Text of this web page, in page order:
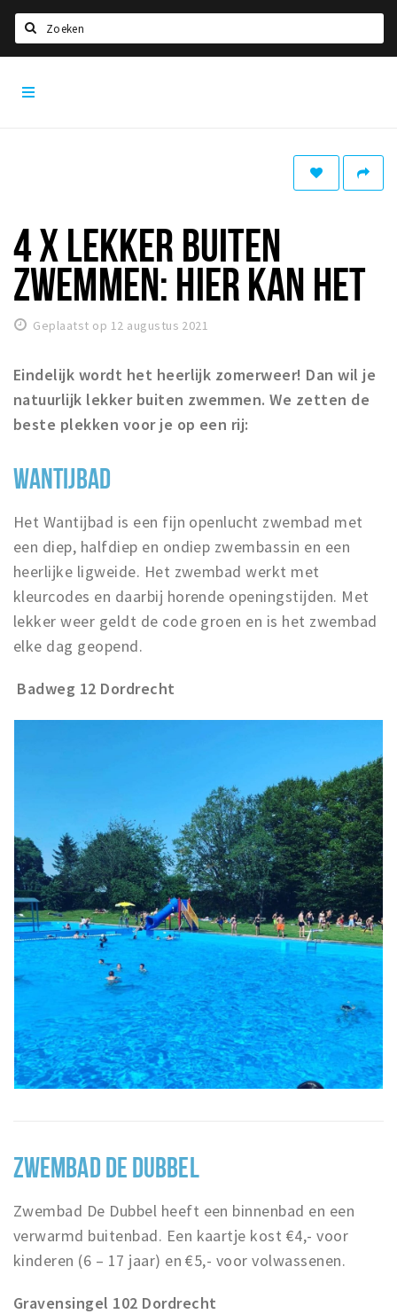
Home
Leuke tips & trends
Interviews
Eten
Slapen
Recreatief
Winkelgebieden
Bezienswaardigheden
Musea, theaters & podia
Toeristische routes
Natuur
4 X LEKKER BUITEN
ZWEMMEN: HIER KAN HET
Geplaatst op 12 augustus 2021
Eindelijk wordt het heerlijk zomerweer! Dan wil je
natuurlijk lekker buiten zwemmen. We zetten de
beste plekken voor je op een rij:
WANTIJBAD
Het Wantijbad is een fijn openlucht zwembad met
een diep, halfdiep en ondiep zwembassin en een
heerlijke ligweide. Het zwembad werkt met
kleurcodes en daarbij horende openingstijden. Met
lekker weer geldt de code groen en is het zwembad
elke dag geopend.
Badweg 12 Dordrecht
ZWEMBAD DE DUBBEL
Zwembad De Dubbel heeft een binnenbad en een
verwarmd buitenbad. Een kaartje kost €4,- voor
kinderen (6 – 17 jaar) en €5,- voor volwassenen.
Gravensingel 102 Dordrecht